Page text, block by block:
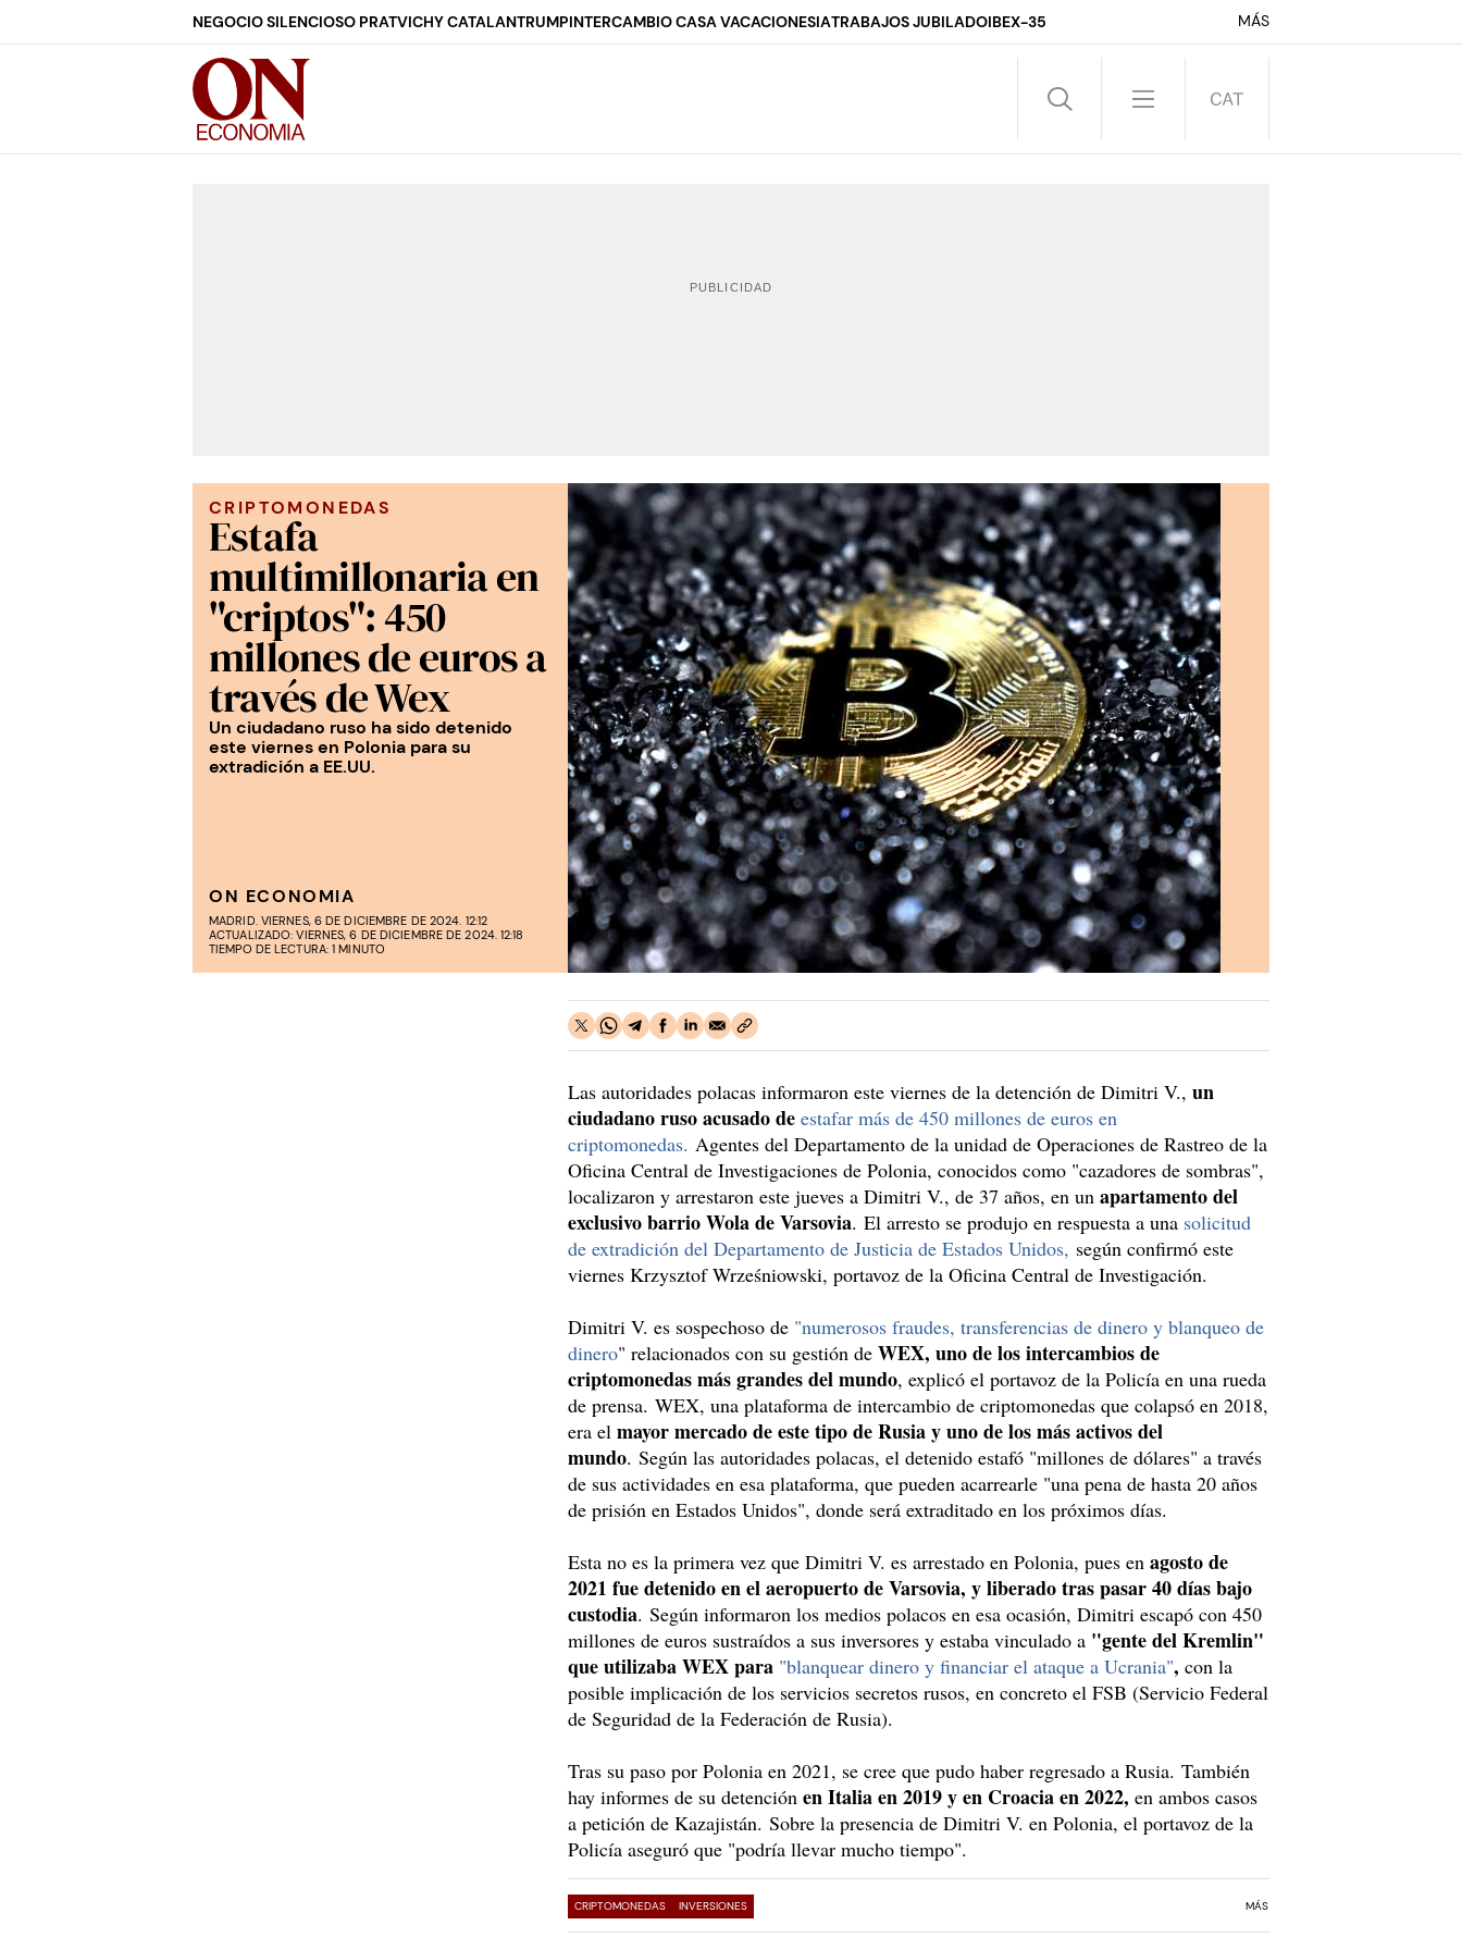
NEGOCIO SILENCIOSO PRATVICHY CATALANTRUMPINTERCAMBIO CASA VACACIONESIATRABAJOS JUBILADOIBEX-35 MÁS
CRIPTOMONEDAS
Estafa
multimillonaria en
"criptos": 450
millones de euros a
través de Wex
Un ciudadano ruso ha sido detenido
este viernes en Polonia para su
extradición a EE.UU.
ON ECONOMIA
MADRID. VIERNES, 6 DE DICIEMBRE DE 2024. 12:12
ACTUALIZADO: VIERNES, 6 DE DICIEMBRE DE 2024. 12:18
TIEMPO DE LECTURA: 1 MINUTO
Las autoridades polacas informaron este viernes de la detención de Dimitri V., un
ciudadano ruso acusado de estafar más de 450 millones de euros en
criptomonedas. Agentes del Departamento de la unidad de Operaciones de Rastreo de la
Oficina Central de Investigaciones de Polonia, conocidos como "cazadores de sombras",
localizaron y arrestaron este jueves a Dimitri V., de 37 años, en un apartamento del
exclusivo barrio Wola de Varsovia. El arresto se produjo en respuesta a una solicitud
de extradición del Departamento de Justicia de Estados Unidos, según confirmó este
viernes Krzysztof Wrześniowski, portavoz de la Oficina Central de Investigación.
Dimitri V. es sospechoso de "numerosos fraudes, transferencias de dinero y blanqueo de
dinero" relacionados con su gestión de WEX, uno de los intercambios de
criptomonedas más grandes del mundo, explicó el portavoz de la Policía en una rueda
de prensa. WEX, una plataforma de intercambio de criptomonedas que colapsó en 2018,
era el mayor mercado de este tipo de Rusia y uno de los más activos del
mundo. Según las autoridades polacas, el detenido estafó "millones de dólares" a través
de sus actividades en esa plataforma, que pueden acarrearle "una pena de hasta 20 años
de prisión en Estados Unidos", donde será extraditado en los próximos días.
Esta no es la primera vez que Dimitri V. es arrestado en Polonia, pues en agosto de
2021 fue detenido en el aeropuerto de Varsovia, y liberado tras pasar 40 días bajo
custodia. Según informaron los medios polacos en esa ocasión, Dimitri escapó con 450
millones de euros sustraídos a sus inversores y estaba vinculado a "gente del Kremlin"
que utilizaba WEX para "blanquear dinero y financiar el ataque a Ucrania", con la
posible implicación de los servicios secretos rusos, en concreto el FSB (Servicio Federal
de Seguridad de la Federación de Rusia).
Tras su paso por Polonia en 2021, se cree que pudo haber regresado a Rusia. También
hay informes de su detención en Italia en 2019 y en Croacia en 2022, en ambos casos
a petición de Kazajistán. Sobre la presencia de Dimitri V. en Polonia, el portavoz de la
Policía aseguró que "podría llevar mucho tiempo".
CRIPTOMONEDAS INVERSIONES MÁS